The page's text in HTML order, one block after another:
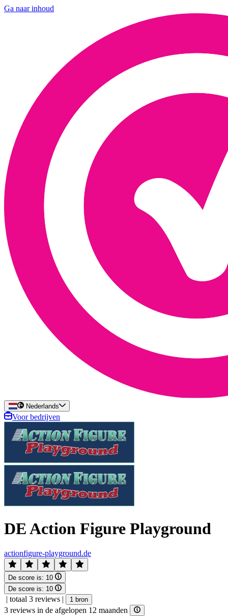
Ga naar inhoud
Nederlands
Voor bedrijven
DE Action Figure Playground
actionfigure-playground.de
De score is: 10
De score is: 10
| totaal 3 reviews | 1 bron
3 reviews in de afgelopen 12 maanden